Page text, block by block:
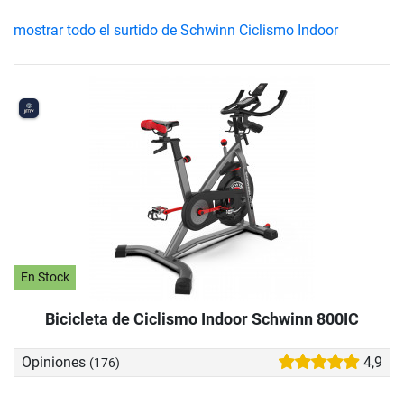
En Stock
Bicicleta de Ciclismo Indoor Schwinn 800IC
Opiniones (176) 4,9
mostrar todo el surtido de Schwinn Ciclismo Indoor